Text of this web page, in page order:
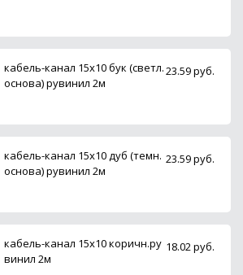
кабель-канал 15х10 бук (светл.
основа) рувинил 2м
23.59 руб.
кабель-канал 15х10 дуб (темн.
основа) рувинил 2м
23.59 руб.
кабель-канал 15х10 коричн.ру
винил 2м
18.02 руб.